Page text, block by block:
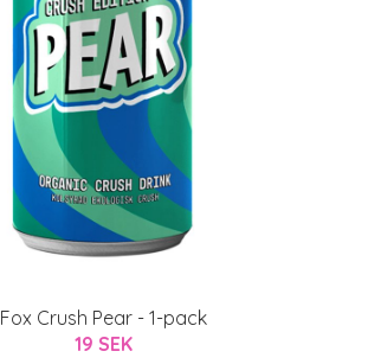
Fox Crush Pear - 1-pack
19 SEK